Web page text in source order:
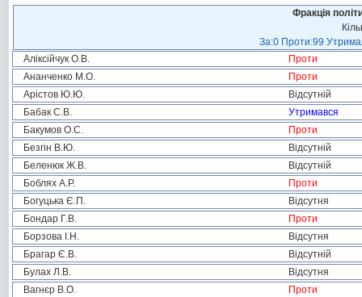
Фракція
За:0 Проти:99
Аліксійчук О.В.
Проти
Ананченко М.О.
Проти
Арістов Ю.Ю.
Відсутній
Бабак С.В.
Утримався
Бакумов О.С.
Проти
Безгін В.Ю.
Відсутній
Беленюк Ж.В.
Відсутній
Боблях А.Р.
Проти
Богуцька Є.П.
Відсутня
Бондар Г.В.
Проти
Борзова І.Н.
Відсутня
Брагар Є.В.
Відсутній
Булах Л.В.
Відсутня
Вагнєр В.О.
Проти